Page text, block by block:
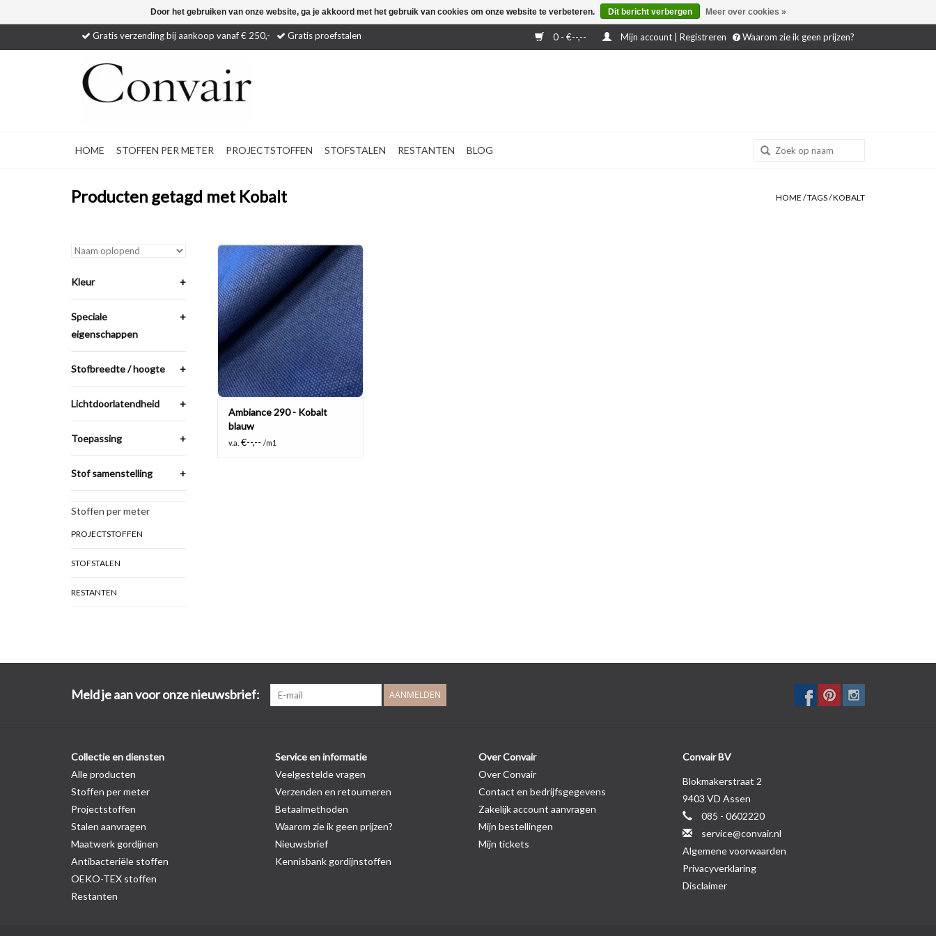
Gratis verzending bij aankoop vanaf € 250,- Gratis proefstalen 0 - €--,-- Mijn account | Registreren Waarom zie ik geen prijzen?
HOME STOFFEN PER METER PROJECTSTOFFEN STOFSTALEN RESTANTEN BLOG
Producten getagd met Kobalt HOME /TAGS/KOBALT
Kleur +
Speciale
eigenschappen
+
Stofbreedte / hoogte +
Lichtdoorlatendheid +
Toepassing +
Stof samenstelling +
Stoffen per meter
PROJECTSTOFFEN
STOFSTALEN
RESTANTEN
Kamerhoge, brandvertragende en
verduisterende (dim out)
gordijnstof met een subtiele
structuur.
TOEVOEGEN AAN WINKELWAGEN
Ambiance 290 - Kobalt
blauw
v.a. €--,-- /m1
Meld je aan voor onze nieuwsbrief: AANMELDEN
Collectie en diensten
Alle producten
Stoffen per meter
Projectstoffen
Stalen aanvragen
Maatwerk gordijnen
Antibacteriële stoffen
OEKO-TEX stoffen
Restanten
Service en informatie
Veelgestelde vragen
Verzenden en retourneren
Betaalmethoden
Waarom zie ik geen prijzen?
Nieuwsbrief
Kennisbank gordijnstoffen
Over Convair
Over Convair
Contact en bedrijfsgegevens
Zakelijk account aanvragen
Mijn bestellingen
Mijn tickets
Convair BV
Blokmakerstraat 2
9403 VD Assen
085 - 0602220
service@convair.nl
Algemene voorwaarden
Privacyverklaring
Disclaimer
Door het gebruiken van onze website, ga je akkoord met het gebruik van cookies om onze website te verbeteren. Dit bericht verbergen Meer over cookies »